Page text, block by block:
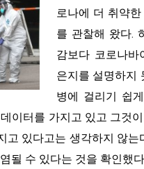
로나에 더 취약
를 관찰해 왔다.
감보다 코로나
은지를 설명하지
병에 걸리기 쉽
이터를 가지고 있고 그것
고 있다고는 생각하지 않는
될 수 있다는 것을 확인했